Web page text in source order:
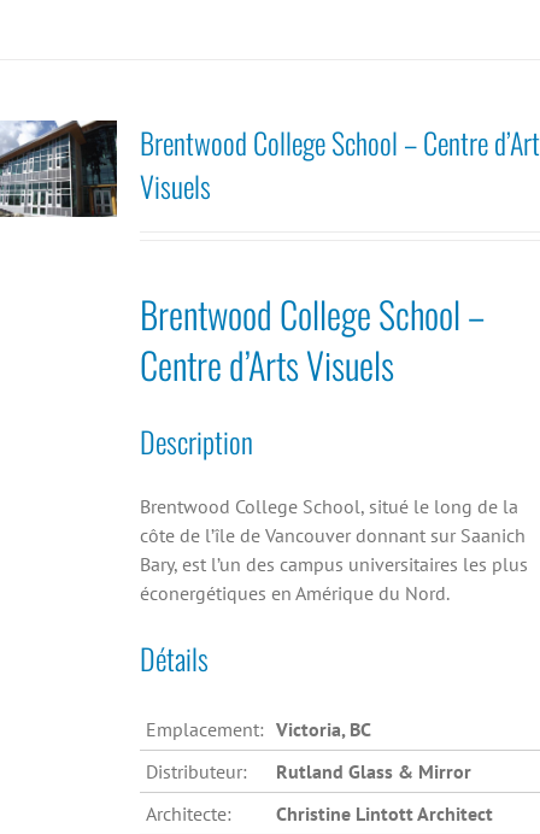
Brentwood College School – Centre
Visuels
Brentwood College School –
Centre d’Arts Visuels
Description
Brentwood College School, situé le long de la
côte de l’île de Vancouver donnant sur Saanich
Bary, est l’un des campus universitaires les plus
éconergétiques en Amérique du Nord.
Détails
Emplacement: Victoria, BC
Distributeur:
Rutland Glass & Mirror
Architecte:
Christine Lintott Architect